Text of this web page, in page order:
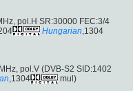
pol.H SR:30000 FEC:3/4
Hungarian ,1304
pol.V (DVB-S2 SID:1402
,1304
mul)